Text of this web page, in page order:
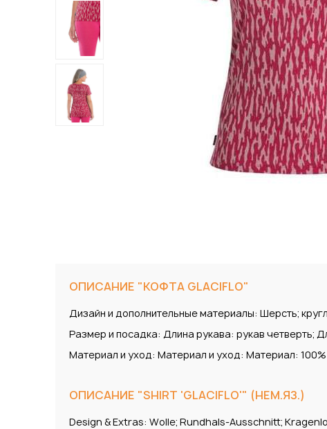
ОПИСАНИЕ "КОФТА GLACIFLO"
Дизайн и дополнительные материалы: Шерсть;
Размер и посадка: Длина рукава: рукав
Материал и уход: Материал и уход: Материал:
ОПИСАНИЕ "SHIRT 'GLACIFLO'" (НЕМ.ЯЗ.)
Design & Extras: Wolle; Rundhals-Ausschnitt;